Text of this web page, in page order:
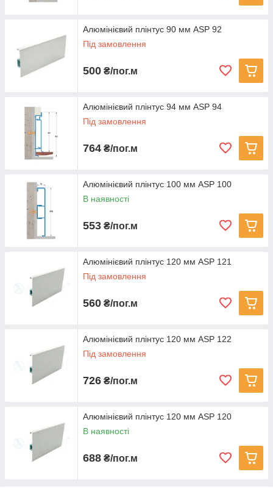
Алюмінієвий плінтус 90 мм ASP 92
Під замовлення
500 ₴/пог.м
Алюмінієвий плінтус 94 мм ASP 94
Під замовлення
764 ₴/пог.м
Алюмінієвий плінтус 100 мм ASP 100
В наявності
553 ₴/пог.м
Алюмінієвий плінтус 120 мм ASP 121
Під замовлення
560 ₴/пог.м
Алюмінієвий плінтус 120 мм ASP 122
Під замовлення
726 ₴/пог.м
Алюмінієвий плінтус 120 мм ASP 120
В наявності
688 ₴/пог.м